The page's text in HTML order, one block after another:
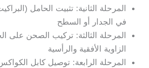
المرحلة الثانية: تثبيت الحامل
في الجدار أو السطح
المرحلة الثالثة: تركيب الصحن على
الزاوية الأفقية والرأسية
المرحلة الرابعة: توصيل كابل